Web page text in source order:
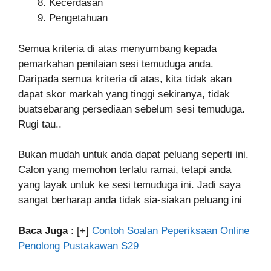
Kecerdasan
Pengetahuan
Semua kriteria di atas menyumbang kepada
pemarkahan penilaian sesi temuduga anda.
Daripada semua kriteria di atas, kita tidak akan
dapat skor markah yang tinggi sekiranya, tidak
buatsebarang persediaan sebelum sesi temuduga.
Rugi tau..
Bukan mudah untuk anda dapat peluang seperti ini.
Calon yang memohon terlalu ramai, tetapi anda
yang layak untuk ke sesi temuduga ini. Jadi saya
sangat berharap anda tidak sia-siakan peluang ini
Baca Juga: [+] Contoh Soalan Peperiksaan Online
Penolong Pustakawan S29